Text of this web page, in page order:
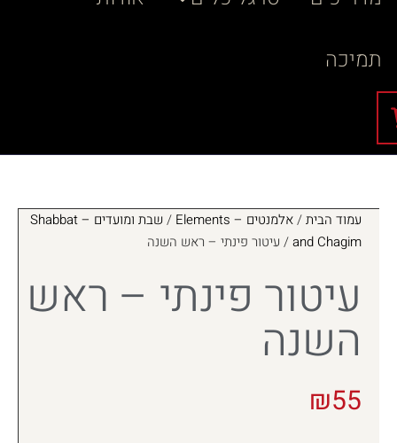
תמיכה
עמוד הבית/אלמנטים – Elements /
שבת ומועדים – Shabbat
and Chagim/ עיטור פינתי – ראש השנה
עיטור פינתי – ראש
השנה
₪55